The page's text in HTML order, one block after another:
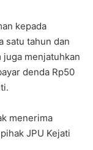
kepada
satu tahun dan
juga menjatuhkan
denda Rp50
menerima
JPU Kejati